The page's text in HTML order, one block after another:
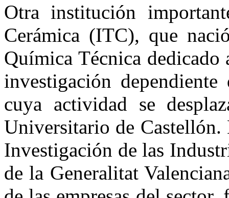
Otra institución
Cerámica (ITC), que
Química Técnica
investigación
cuya actividad se
Universitario de Castellón.
Investigación de las
de la Generalitat